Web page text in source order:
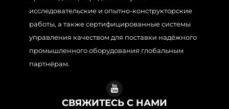
исследовательские и опытно-конструкторские
работы, а также сертифицированные системы
управления качеством для поставки надёжного
промышленного оборудования глобальным
партнёрам.
СВЯЖИТЕСЬ С НАМИ